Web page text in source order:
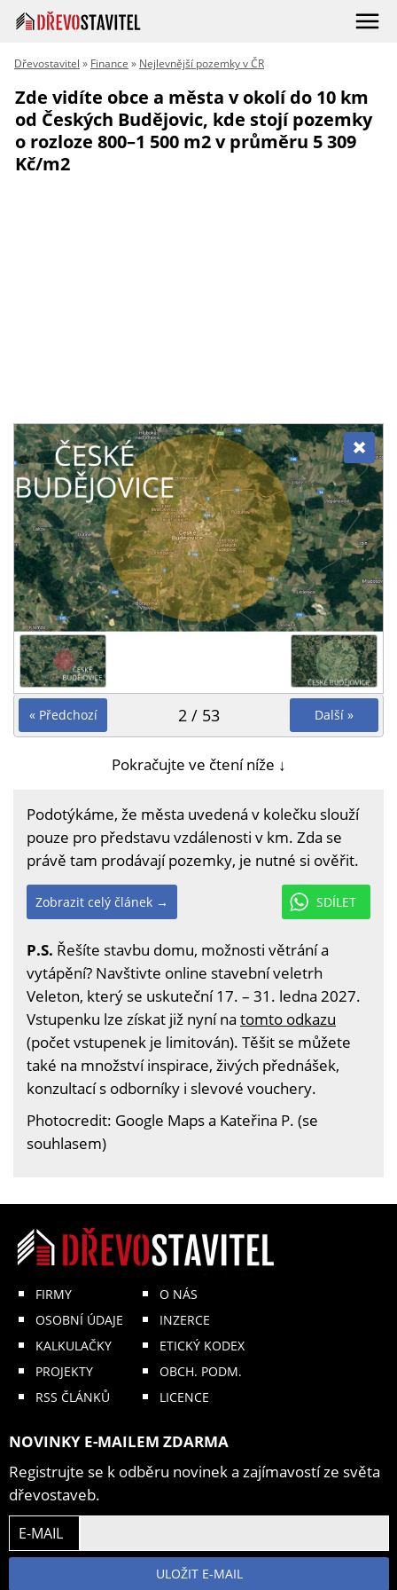
Dřevostavitel » Finance » Nejlevnější pozemky v ČR
Zde vidíte obce a města v okolí do 10 km
od Českých Budějovic, kde stojí pozemky
o rozloze 800–1 500 m2 v průměru 5 309
Kč/m2
« Předchozí Další »
2 / 53
Pokračujte ve čtení níže ↓
Podotýkáme, že města uvedená v kolečku slouží
pouze pro představu vzdálenosti v km. Zda se
právě tam prodávají pozemky, je nutné si ověřit.
SDÍLET
Zobrazit celý článek →
P.S. Řešíte stavbu domu, možnosti větrání a
vytápění? Navštivte online stavební veletrh
Veleton, který se uskuteční 17. – 31. ledna 2027.
Vstupenku lze získat již nyní na tomto odkazu
(počet vstupenek je limitován). Těšit se můžete
také na množství inspirace, živých přednášek,
konzultací s odborníky i slevové vouchery.
Photocredit: Google Maps a Kateřina P. (se
souhlasem)
FIRMY
OSOBNÍ ÚDAJE
KALKULAČKY
PROJEKTY
RSS ČLÁNKŮ
O NÁS
INZERCE
ETICKÝ KODEX
OBCH. PODM.
LICENCE
NOVINKY E-MAILEM ZDARMA
Registrujte se k odběru novinek a zajímavostí ze světa
dřevostaveb.
E-MAIL
ULOŽIT E-MAIL